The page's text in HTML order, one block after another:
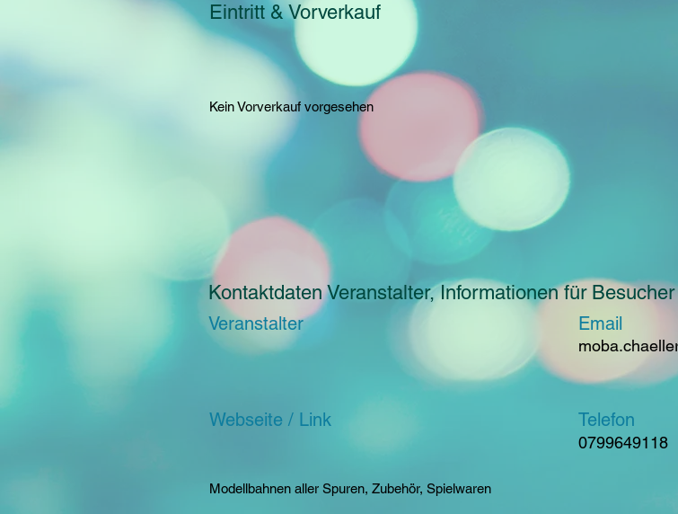
Eintritt & Vorverkauf
Kein Vorverkauf vorgesehen
Kontaktdaten Veranstalter, Informationen für
Veranstalter
Webseite / Link
Email
Telefon
0799649118
Modellbahnen aller Spuren, Zubehör, Spielwaren